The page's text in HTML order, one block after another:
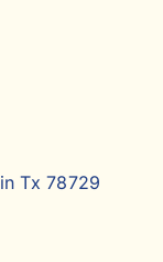
Tx 78729